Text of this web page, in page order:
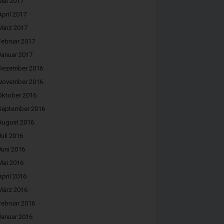
2017
2017
2017
2017
2016
2016
2016
2016
2016
2016
2016
2016
2016
2016
2016
2016